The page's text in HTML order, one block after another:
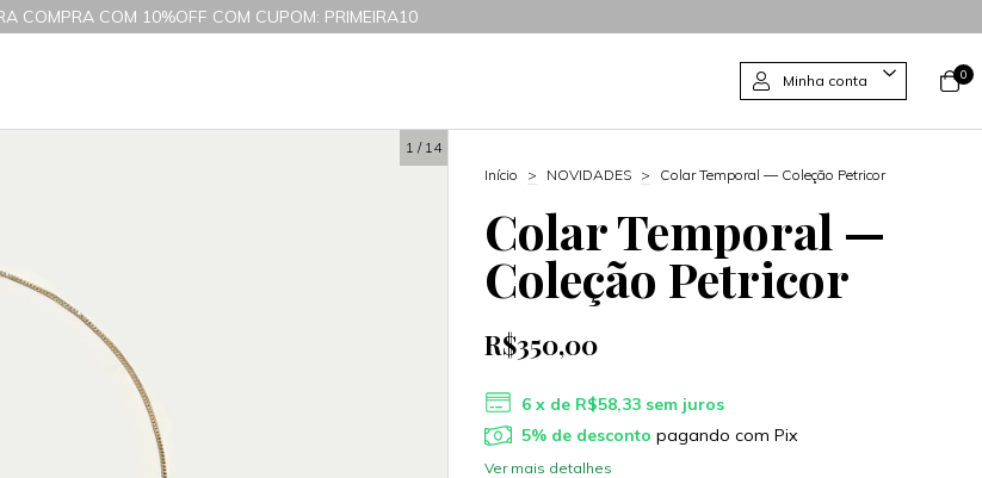
COMPRA COM 10%OFF COM CUPOM: PRIMEIRA10
Minha conta 0
1 / 14
Início
> NOVIDADES > Colar Temporal — Coleção Petricor
Colar Temporal —
Coleção Petricor
R$350,00
6 x de R$58,33 sem juros
5% de desconto pagando com Pix
Ver mais detalhes